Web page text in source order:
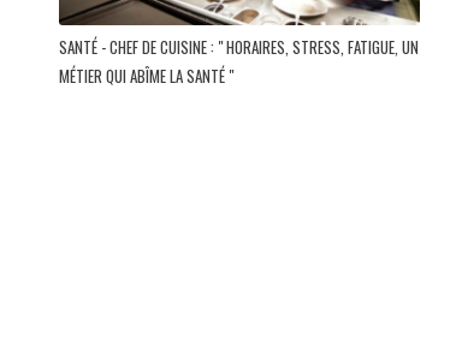
SANTÉ - CHEF DE CUISINE : " HORAIRES, STRESS, FATIGUE, UN
MÉTIER QUI ABÎME LA SANTÉ "